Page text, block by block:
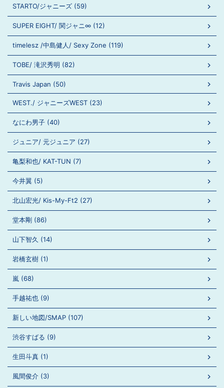
STARTO/ジャニーズ (59)
SUPER EIGHT/ 関ジャニ∞ (12)
timelesz /中島健人/ Sexy Zone (119)
TOBE/ 滝沢秀明 (82)
Travis Japan (50)
WEST./ ジャニーズWEST (23)
なにわ男子 (40)
ジュニア/ 元ジュニア (27)
亀梨和也/ KAT-TUN (7)
今井翼 (5)
北山宏光/ Kis-My-Ft2 (27)
堂本剛 (86)
山下智久 (14)
岩橋玄樹 (1)
嵐 (68)
手越祐也 (9)
新しい地図/SMAP (107)
渋谷すばる (9)
生田斗真 (1)
風間俊介 (3)